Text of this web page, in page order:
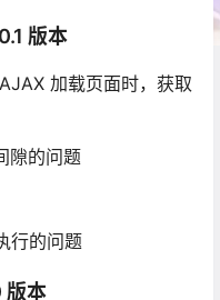
版本
加载页面时，获取
隙的问题
行的问题
版本